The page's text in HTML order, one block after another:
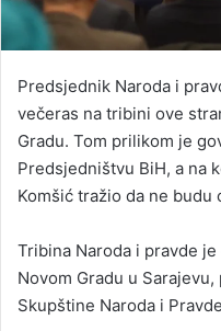
Predsjednik Naroda i
večeras na tribini ove
Gradu. Tom prilikom je
Predsjedništvu BiH, a na
Komšić tražio da ne
Tribina Naroda i pravde
Novom Gradu u
Skupštine Naroda i